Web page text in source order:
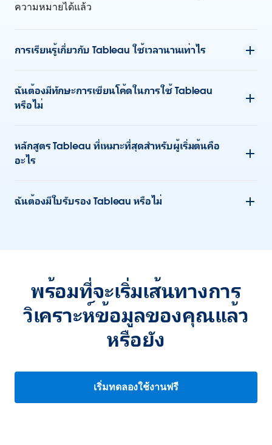
ความหมายได้แล้ว
การเรียนรู้เกี่ยวกับ Tableau ใช้เวลานานเท่าไร
ฉันต้องมีทักษะการเขียนโค้ดในการใช้ Tableau
หรือไม่
หลักสูตร Tableau ที่เหมาะที่สุดสำหรับผู้เริ่มต้นคือ
อะไร
ฉันต้องมีใบรับรอง Tableau หรือไม่
พร้อมที่จะเริ่มเส้นทางการ
วิเคราะห์ข้อมูลของคุณแล้ว
หรือยัง
เริ่มทดลองใช้งานฟรี